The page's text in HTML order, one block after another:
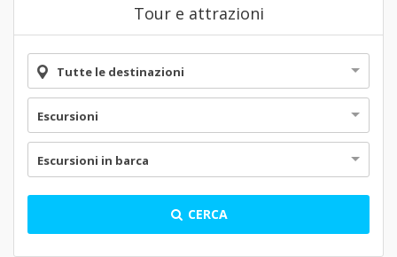
Tour e attrazioni
Tutte le destinazioni
Escursioni
Escursioni in barca
CERCA